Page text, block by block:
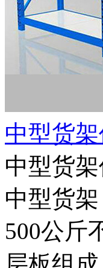
中型货
中型货
中型货
500公斤